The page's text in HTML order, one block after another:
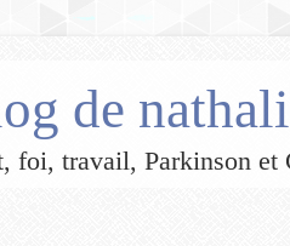
de
foi, travail, Parkinson et